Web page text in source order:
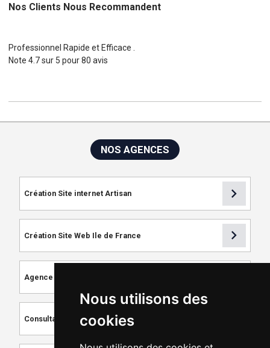
Nous utilisons des
cookies
Nos Clients Nous Recommandent
Professionnel Rapide et Efficace .
Note4.7sur 5 pour80 avis
NOS AGENCES
Création Site internet Artisan chevron_right
Création Site Web Ile de France chevron_right
Agence de Référencement
Consultant SEO